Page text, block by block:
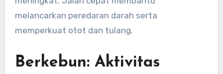
melancarkan peredaran darah serta
memperkuat otot dan tulang.
Berkebun: Aktivitas